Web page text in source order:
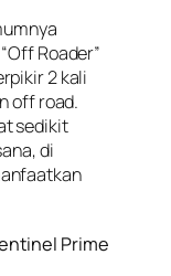
Roader”
2 kali
off road.
sedikit
di
Prime